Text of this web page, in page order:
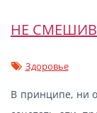
НЕ
Здоровье
В принципе, ни